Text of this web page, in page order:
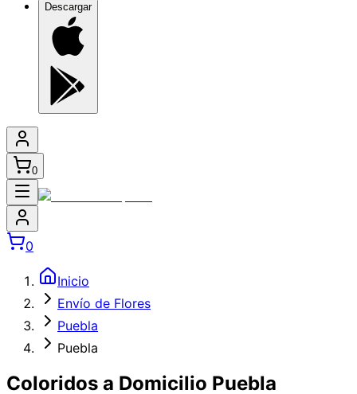
Descargar
0
0
Inicio
Envío de Flores
Puebla
Puebla
Coloridos a Domicilio Puebla